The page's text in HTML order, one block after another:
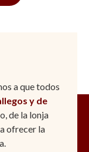
a que todos
y de
de la lonja
ofrecer la